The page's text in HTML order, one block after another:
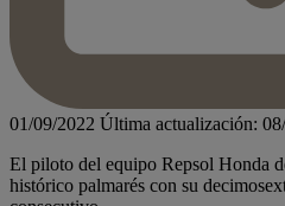
01/09/2022 Última actualización:
El piloto del equipo Repsol Honda
histórico palmarés con su